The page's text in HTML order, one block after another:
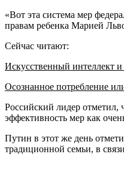
«Вот эта система мер
правам ребенка Марией
Сейчас читают:
Искусственный интеллект
Осознанное потребление
Российский лидер отметил,
эффективность мер как
Путин в этот же день
традиционной семьи, в